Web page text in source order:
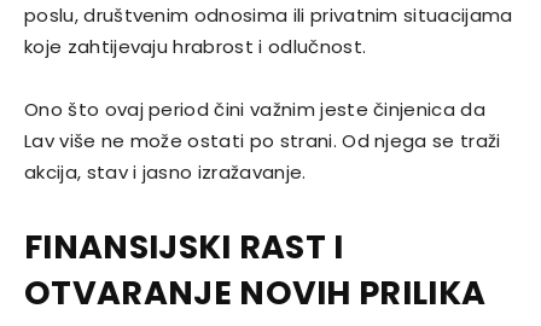
poslu, društvenim odnosima ili privatnim situacijama
koje zahtijevaju hrabrost i odlučnost.
Ono što ovaj period čini važnim jeste činjenica da
Lav više ne može ostati po strani. Od njega se traži
akcija, stav i jasno izražavanje.
FINANSIJSKI RAST I
OTVARANJE NOVIH PRILIKA